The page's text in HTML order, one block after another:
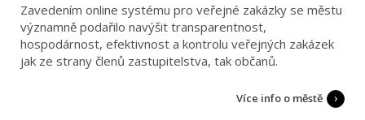
Zavedením online systému pro veřejné zakázky se městu
významně podařilo navýšit transparentnost,
hospodárnost, efektivnost a kontrolu veřejných zakázek
jak ze strany členů zastupitelstva, tak občanů.
Více info o městě